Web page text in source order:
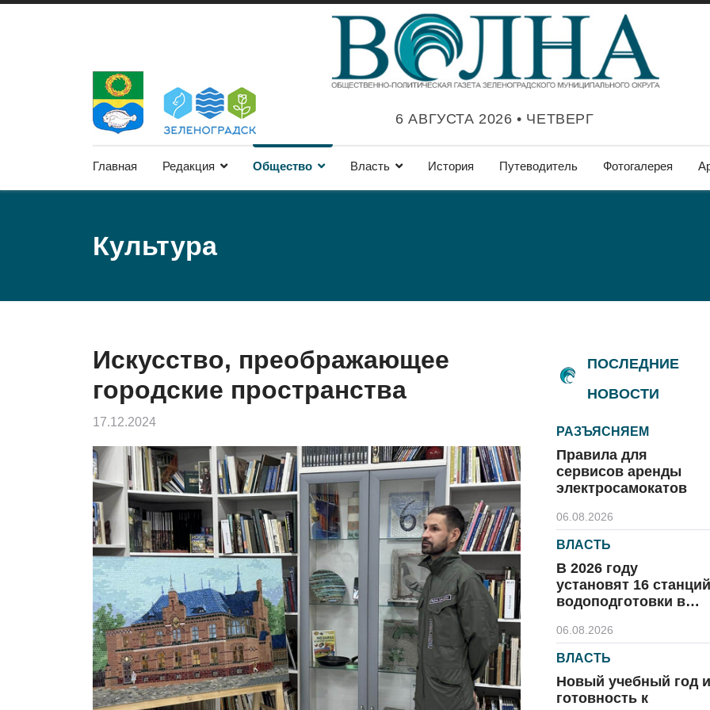
6 АВГУСТА 2026 • ЧЕТВЕРГ
Главная Редакция Общество Власть История Путеводитель Фотогалерея
Культура
Искусство, преображающее
городские пространства
17.12.2024
ПОСЛЕДНИЕ
НОВОСТИ
РАЗЪЯСНЯЕМ
Правила для
сервисов аренды
электросамокатов
06.08.2026
ВЛАСТЬ
В 2026 году
установят 16 станций
водоподготовки в
06.08.2026
ВЛАСТЬ
Новый учебный год и
готовность к